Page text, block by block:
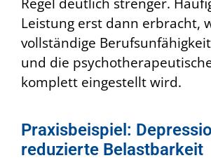
Leistung erst dann erbracht,
vollständige
und die
komplett eingestellt wird.
Praxisbeispiel:
reduzierte Belastbarkeit